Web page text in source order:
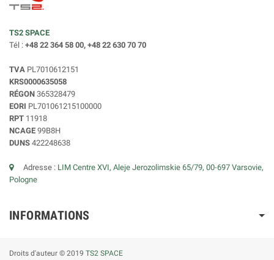
TS2 SPACE
Tél : +48 22 364 58 00, +48 22 630 70 70
TVA PL7010612151
KRS0000635058
RÉGON 365328479
EORI PL701061215100000
RPT 11918
NCAGE 99B8H
DUNS 422248638
Adresse : LIM Centre XVI, Aleje Jerozolimskie 65/79, 00-697 Varsovie,
Pologne
INFORMATIONS
Droits d'auteur © 2019 TS2 SPACE